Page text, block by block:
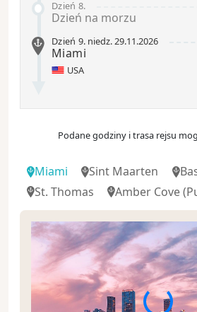
Dzień 8.
Dzień na morzu
Dzień 9. niedz.29.11.2026
Miami
USA
Podane godziny i trasa rejsu
Miami Sint Maarten
St. Thomas
Amber Cove